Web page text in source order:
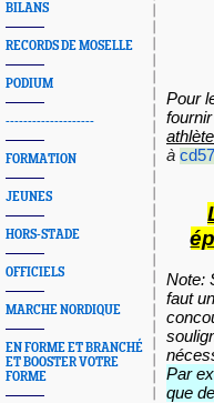
BILANS
RECORDS DE MOSELLE
PODIUM
--------------------
FORMATION
JEUNES
HORS-STADE
OFFICIELS
MARCHE NORDIQUE
EN FORME ET BRANCHÉ
ET BOOSTER VOTRE
FORME
Pour
fournir
à
Note:
faut
Par
que